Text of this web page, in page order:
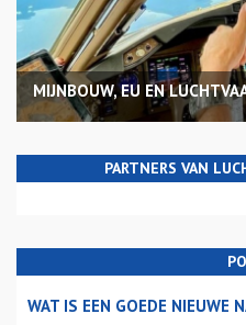
MIJNBOUW, EU EN
PARTNERS VAN
WAT IS EEN GOEDE NIEUWE